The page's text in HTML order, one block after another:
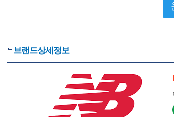
브랜드상세정보